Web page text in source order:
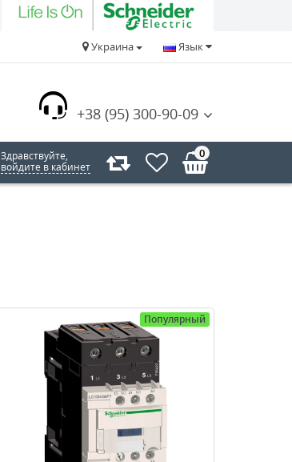
Язык
Украина
+38 (95) 300-90-09
Здравствуйте,
войдите в кабинет
0
Популярный